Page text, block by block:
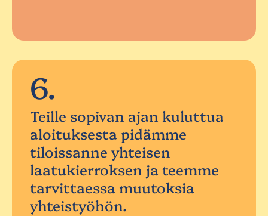
6.
Teille sopivan ajan kuluttua
aloituksesta pidämme
tiloissanne yhteisen
laatukierroksen ja teemme
tarvittaessa muutoksia
yhteistyöhön.